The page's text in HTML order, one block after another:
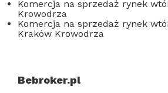
Komercja na sprzedaż rynek
Krowodrza
Komercja na sprzedaż rynek
Kraków Krowodrza
Bebroker.pl